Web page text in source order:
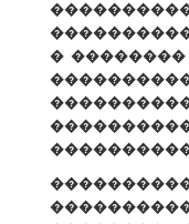
� ��������